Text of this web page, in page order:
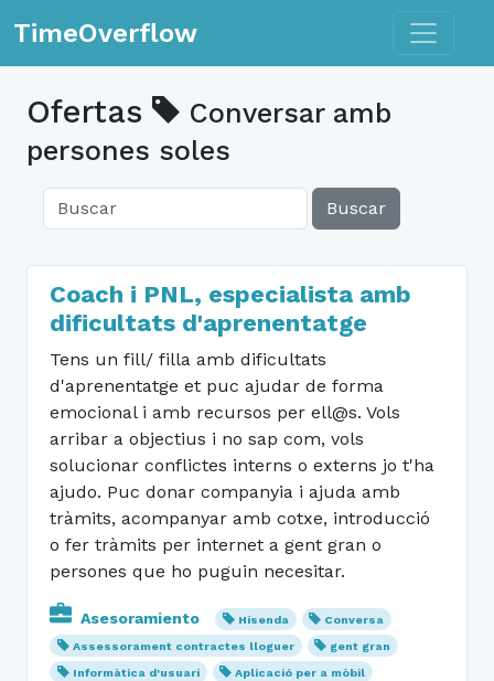
TimeOverflow Toggle
Ofertas
Conversar amb
persones soles
Buscar
Coach i PNL, especialista amb
dificultats d'aprenentatge
Tens un fill/ filla amb dificultats
d'aprenentatge et puc ajudar de forma
emocional i amb recursos per ell@s. Vols
arribar a objectius i no sap com, vols
solucionar conflictes interns o externs jo t'ha
ajudo. Puc donar companyia i ajuda amb
tràmits, acompanyar amb cotxe, introducció
o fer tràmits per internet a gent gran o
persones que ho puguin necesitar.
Asesoramiento Hisenda
Conversa
Assessorament contractes lloguer
gent gran
Informàtica d'usuari
Aplicació per a mòbil